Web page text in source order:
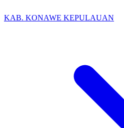
KAB. KONAWE KEPULAUAN